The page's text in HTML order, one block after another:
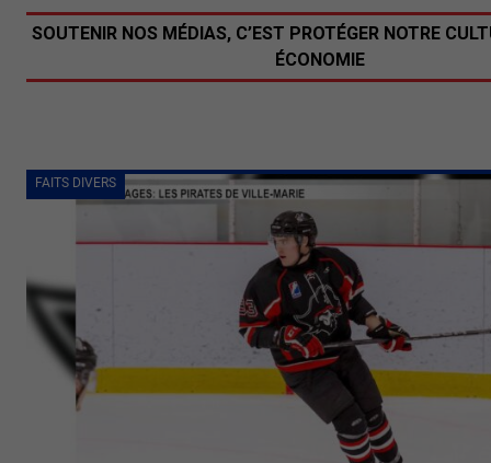
FAITS DIVERS
SOUTENIR NOS MÉDIAS, C’EST PROTÉGER NOTRE
ÉCONOMIE